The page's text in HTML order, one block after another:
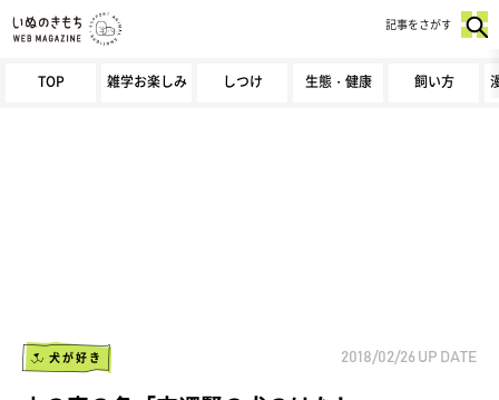
TOP 雑学お楽しみ しつけ 生態・健康 飼い方
記事をさがす
犬が好き 2018/02/26 UP DATE